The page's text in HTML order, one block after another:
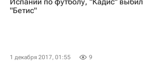
"Бетис"
1 декабря 2017, 01:55 9